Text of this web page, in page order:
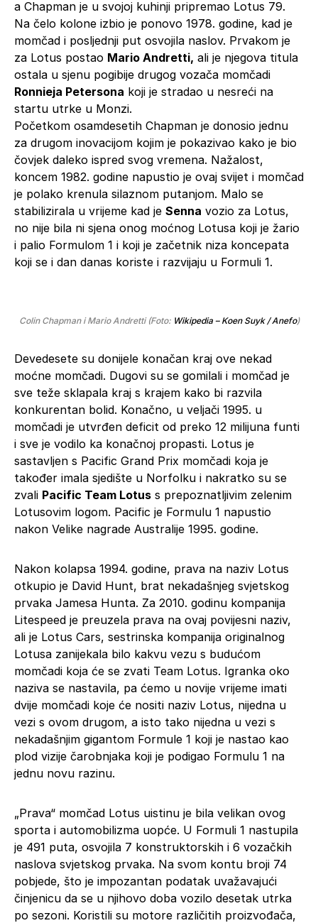
a Chapman je u svojoj kuhinji pripremao Lotus 79.
Na čelo kolone izbio je ponovo 1978. godine, kad je
momčad i posljednji put osvojila naslov. Prvakom je
za Lotus postao Mario Andretti, ali je njegova titula
ostala u sjenu pogibije drugog vozača momčadi
Ronnieja Petersona koji je stradao u nesreći na
startu utrke u Monzi.
Početkom osamdesetih Chapman je donosio jednu
za drugom inovacijom kojim je pokazivao kako je bio
čovjek daleko ispred svog vremena. Nažalost,
koncem 1982. godine napustio je ovaj svijet i momčad
je polako krenula silaznom putanjom. Malo se
stabilizirala u vrijeme kad je Senna vozio za Lotus,
no nije bila ni sjena onog moćnog Lotusa koji je žario
i palio Formulom 1 i koji je začetnik niza koncepata
koji se i dan danas koriste i razvijaju u Formuli 1.
Colin Chapman i Mario Andretti (Foto: Wikipedia – Koen Suyk / Anefo)
Devedesete su donijele konačan kraj ove nekad
moćne momčadi. Dugovi su se gomilali i momčad je
sve teže sklapala kraj s krajem kako bi razvila
konkurentan bolid. Konačno, u veljači 1995. u
momčadi je utvrđen deficit od preko 12 milijuna funti
i sve je vodilo ka konačnoj propasti. Lotus je
sastavljen s Pacific Grand Prix momčadi koja je
također imala sjedište u Norfolku i nakratko su se
zvali Pacific Team Lotus s prepoznatljivim zelenim
Lotusovim logom. Pacific je Formulu 1 napustio
nakon Velike nagrade Australije 1995. godine.
Nakon kolapsa 1994. godine, prava na naziv Lotus
otkupio je David Hunt, brat nekadašnjeg svjetskog
prvaka Jamesa Hunta. Za 2010. godinu kompanija
Litespeed je preuzela prava na ovaj povijesni naziv,
ali je Lotus Cars, sestrinska kompanija originalnog
Lotusa zanijekala bilo kakvu vezu s budućom
momčadi koja će se zvati Team Lotus. Igranka oko
naziva se nastavila, pa ćemo u novije vrijeme imati
dvije momčadi koje će nositi naziv Lotus, nijedna u
vezi s ovom drugom, a isto tako nijedna u vezi s
nekadašnjim gigantom Formule 1 koji je nastao kao
plod vizije čarobnjaka koji je podigao Formulu 1 na
jednu novu razinu.
„Prava“ momčad Lotus uistinu je bila velikan ovog
sporta i automobilizma uopće. U Formuli 1 nastupila
je 491 puta, osvojila 7 konstruktorskih i 6 vozačkih
naslova svjetskog prvaka. Na svom kontu broji 74
pobjede, što je impozantan podatak uvažavajući
činjenicu da se u njihovo doba vozilo desetak utrka
po sezoni. Koristili su motore različitih proizvođača,